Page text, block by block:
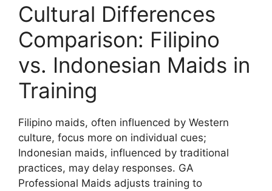
Cultural Differences
Comparison: Filipino
vs. Indonesian Maids in
Training
Filipino maids, often influenced by Western
culture, focus more on individual cues;
Indonesian maids, influenced by traditional
practices, may delay responses. GA
Professional Maids adjusts training to